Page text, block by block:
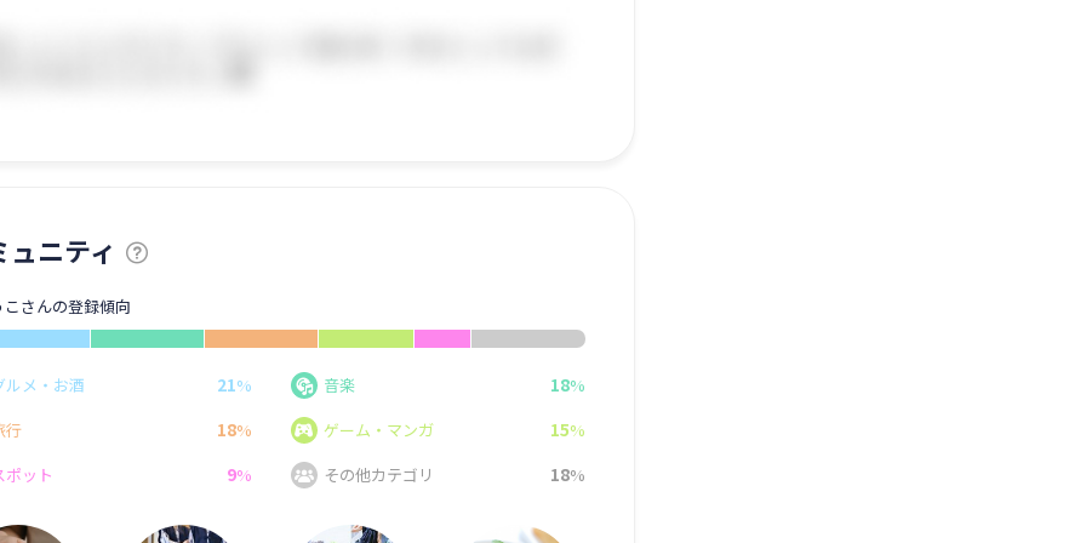
ュニティ
さんの登録傾向
ルメ・お酒 21% 音楽 18%
行
18% ゲーム・マンガ 15%
ポット
9% その他カテゴリ 18%